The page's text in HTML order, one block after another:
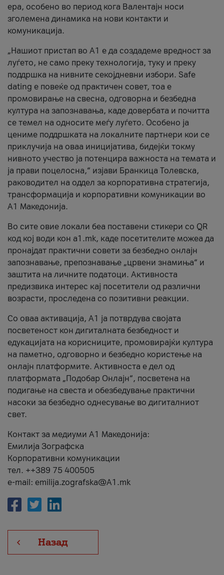
ера, особено во период кога Валентајн носи
зголемена динамика на нови контакти и
комуникација.
„Нашиот пристап во А1 е да создадеме вредност за
луѓето, не само преку технологија, туку и преку
поддршка на нивните секојдневни избори. Safe
dating е повеќе од практичен совет, тоа е
промовирање на свесна, одговорна и безбедна
култура на запознавања, каде довербата и почитта
се темел на односите меѓу луѓето. Особено ја
цениме поддршката на локалните партнери кои се
приклучија на оваа иницијатива, бидејќи токму
нивното учество ја потенцира важноста на темата и
ја прави поцелосна,“ изјави Бранкица Толевска,
раководител на оддел за корпоративна стратегија,
трансформација и корпоративни комуникации во
А1 Македонија.
Во сите овие локали беа поставени стикери со QR
код кој води кон a1.mk, каде посетителите можеа да
пронајдат практични совети за безбедно онлајн
запознавање, препознавање „црвени знамиња“ и
заштита на личните податоци. Активноста
предизвика интерес кај посетители од различни
возрасти, проследена со позитивни реакции.
Со оваа активација, А1 ја потврдува својата
посветеност кон дигиталната безбедност и
едукацијата на корисниците, промовирајќи култура
на паметно, одговорно и безбедно користење на
онлајн платформите. Активноста е дел од
платформата „Подобар Онлајн“, посветена на
подигање на свеста и обезбедување практични
насоки за безбедно однесување во дигиталниот
свет.
Контакт за медиуми А1 Македонија:
Емилија Зографска
Корпоративни комуникации
тел. ++389 75 400505
e-mail: emilija.zografska@A1.mk
Назад